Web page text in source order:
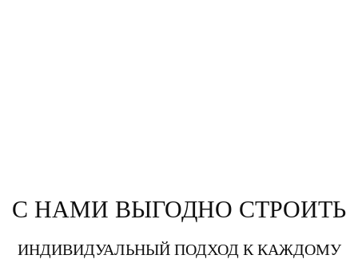
С НАМИ ВЫГОДНО СТРОИТЬ
ИНДИВИДУАЛЬНЫЙ ПОДХОД К КАЖДОМУ